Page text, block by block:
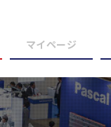
マイページ